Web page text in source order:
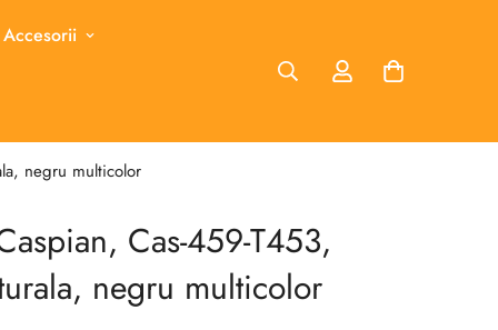
negru multicolor
Cas-459-T453,
negru multicolor